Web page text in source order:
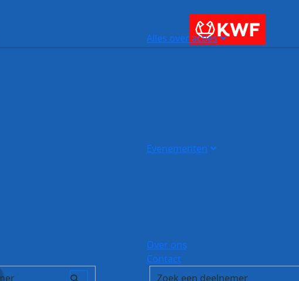
Alles over acties
Evenementen
Over ons
Contact